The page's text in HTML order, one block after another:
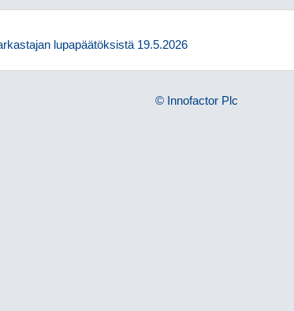
lupapäätöksistä 19.5.2026
© Innofactor Plc